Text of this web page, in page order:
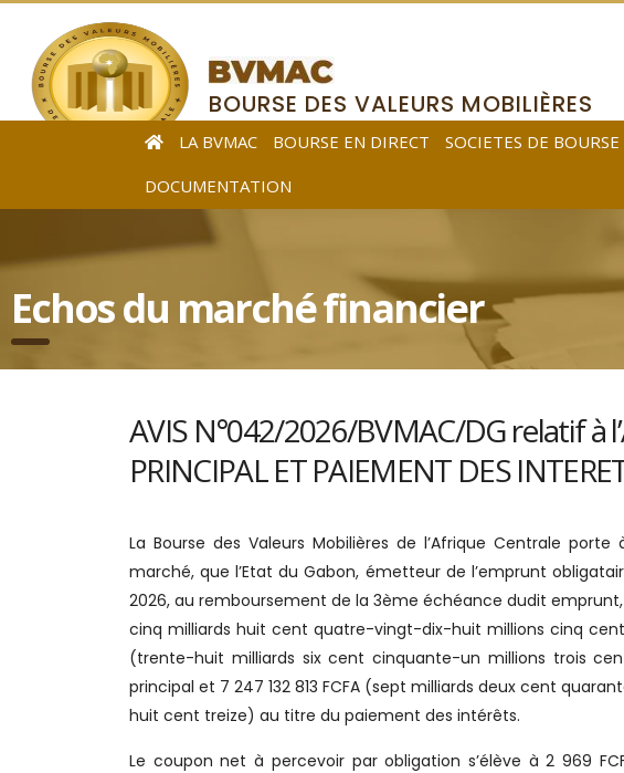
BOURSE DES VALEURS MOBILIÈRES
DE L’AFRIQUE CENTRALE
LA BVMAC BOURSE EN DIRECT SOCIETES DE BOURSE
DOCUMENTATION
Echos du marché financier
AVIS N°042/2026/BVMAC/DG relatif à
PRINCIPAL ET PAIEMENT DES
La Bourse des Valeurs Mobilières de l’Afrique Centrale
marché, que l’Etat du Gabon, émetteur de l’emprunt
2026, au remboursement de la 3ème échéance dudit
cinq milliards huit cent quatre-vingt-dix-huit millions cinq
(trente-huit milliards six cent cinquante-un millions trois
principal et 7 247 132 813 FCFA (sept milliards deux cent
huit cent treize) au titre du paiement des intérêts.
Le coupon net à percevoir par obligation s’élève à 2 969